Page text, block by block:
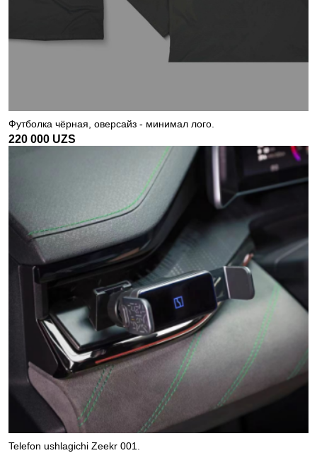
Футболка чёрная, оверсайз - минимал лого.
220 000 UZS
Telefon ushlagichi Zeekr 001.